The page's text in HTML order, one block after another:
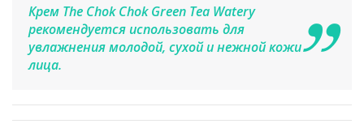
Крем The Chok Chok Green Tea Watery
рекомендуется использовать для
увлажнения молодой, сухой и нежной кожи
лица.